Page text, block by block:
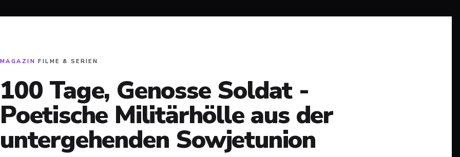
MAGAZIN ·FILME & SERIEN
100 Tage, Genosse Soldat -
Poetische Militärhölle aus der
untergehenden Sowjetunion